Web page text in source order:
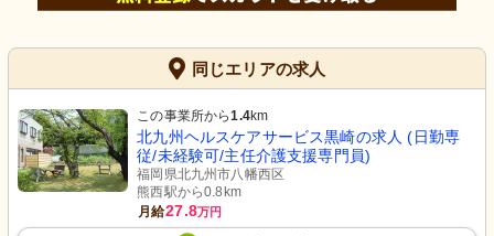
同じエリアの求人
この事業所から1.4km
北九州ヘルスケアサービス黒崎の求人 (日勤専
従/未経験可/主任介護支援専門員)
福岡県北九州市八幡西区
熊西駅から0.8km
月給27.8万円